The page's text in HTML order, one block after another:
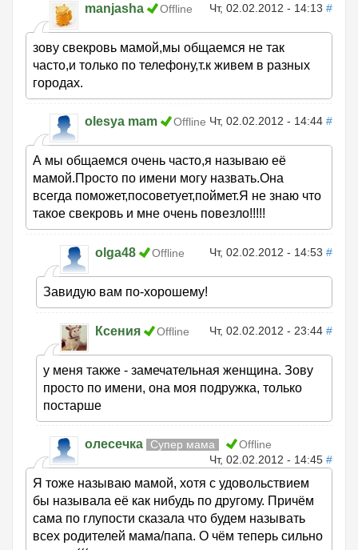
manjasha Offline Чт, 02.02.2012 - 14:13 #
зову свекровь мамой,мы общаемся не так
часто,и только по телефону,т.к живем в разных
городах.
olesya mam Offline Чт, 02.02.2012 - 14:44 #
А мы общаемся очень часто,я называю её
мамой.Просто по имени могу назвать.Она
всегда поможет,посоветует,поймет.Я не знаю что
такое свекровь и мне очень повезло!!!!!
olga48 Offline Чт, 02.02.2012 - 14:53 #
Завидую вам по-хорошему!
Ксения Offline Чт, 02.02.2012 - 23:44 #
у меня также - замечательная женщина. Зову
просто по имени, она моя подружка, только
постарше
олесечка Супер мама
Offline
Чт, 02.02.2012 - 14:45 #
Я тоже называю мамой, хотя с удовольствием
бы называла её как нибудь по другому. Причём
сама по глупости сказала что будем называть
всех родителей мама/папа. О чём теперь сильно